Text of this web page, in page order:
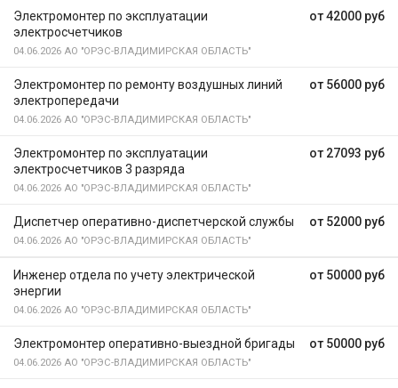
от 42000 руб
Электромонтер по эксплуатации
электросчетчиков
04.06.2026 АО "ОРЭС-ВЛАДИМИРСКАЯ ОБЛАСТЬ"
от 56000 руб
Электромонтер по ремонту воздушных линий
электропередачи
04.06.2026 АО "ОРЭС-ВЛАДИМИРСКАЯ ОБЛАСТЬ"
от 27093 руб
Электромонтер по эксплуатации
электросчетчиков 3 разряда
04.06.2026 АО "ОРЭС-ВЛАДИМИРСКАЯ ОБЛАСТЬ"
от 52000 руб
Диспетчер оперативно-диспетчерской службы
04.06.2026 АО "ОРЭС-ВЛАДИМИРСКАЯ ОБЛАСТЬ"
от 50000 руб
Инженер отдела по учету электрической
энергии
04.06.2026 АО "ОРЭС-ВЛАДИМИРСКАЯ ОБЛАСТЬ"
от 50000 руб
Электромонтер оперативно-выездной бригады
04.06.2026 АО "ОРЭС-ВЛАДИМИРСКАЯ ОБЛАСТЬ"